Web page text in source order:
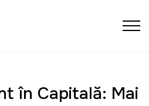
în Capitală: Mai